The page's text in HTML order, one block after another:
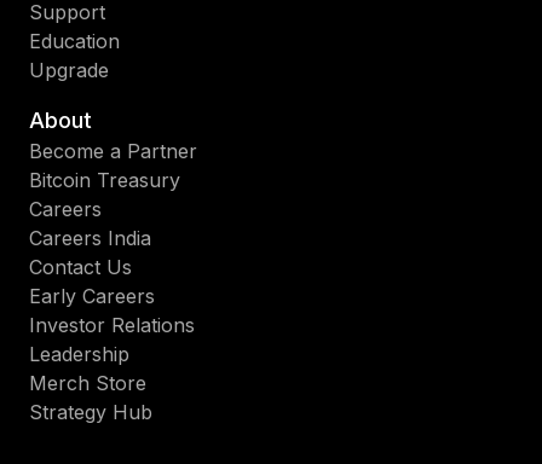
Support
Education
Upgrade
About
Become a Partner
Bitcoin Treasury
Careers
Careers India
Contact Us
Early Careers
Investor Relations
Leadership
Merch Store
Strategy Hub